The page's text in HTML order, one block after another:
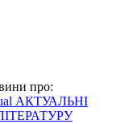
про:
АКТУАЛЬНІ